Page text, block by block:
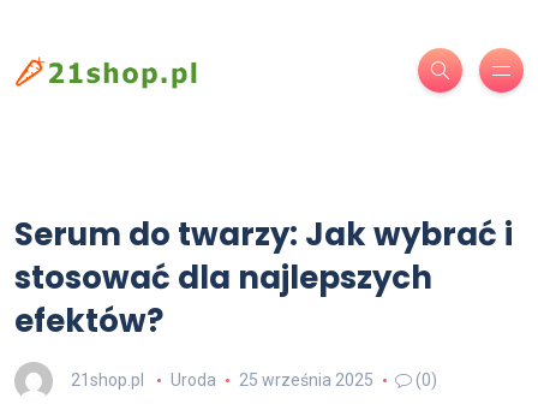
Serum do twarzy: Jak wybrać i
stosować dla najlepszych
efektów?
21shop.pl Uroda 25 września 2025 (0)